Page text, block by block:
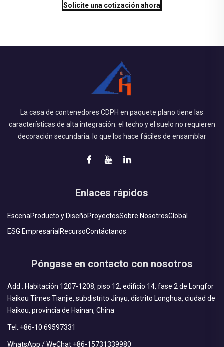
Solicite una cotización ahora
La casa de contenedores CDPH en paquete plano tiene las
características de alta integración: el techo y el suelo no requieren
decoración secundaria; lo que los hace fáciles de ensamblar
Enlaces rápidos
EscenaProducto y DiseñoProyectosSobre NosotrosGlobal
ESG Empresarial RecursoContáctanos
Póngase en contacto con nosotros
Add : Habitación 1207-1208, piso 12, edificio 14, fase 2 de Longfor
Haikou Times Tianjie, subdistrito Jinyu, distrito Longhua, ciudad de
Haikou, provincia de Hainan, China
Tel.:+86-10 69597331
WhatsApp / WeChat:+86-15731339980